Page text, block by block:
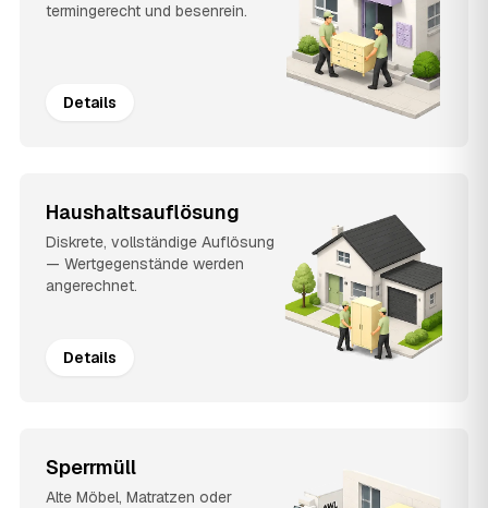
termingerecht und besenrein.
Details
Haushaltsauflösung
Diskrete, vollständige Auflösung
— Wertgegenstände werden
angerechnet.
Details
Sperrmüll
Alte Möbel, Matratzen oder